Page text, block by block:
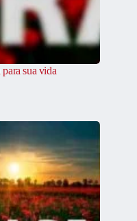
sua vida